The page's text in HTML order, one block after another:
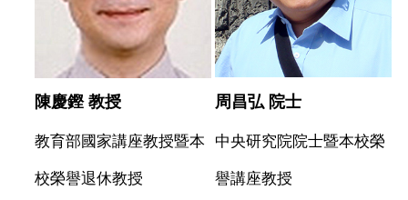
陳慶鏗 教授
教育部國家講座教授暨本
校榮譽退休教授
周昌弘 院士
中央研究院院士暨本校榮
譽講座教授